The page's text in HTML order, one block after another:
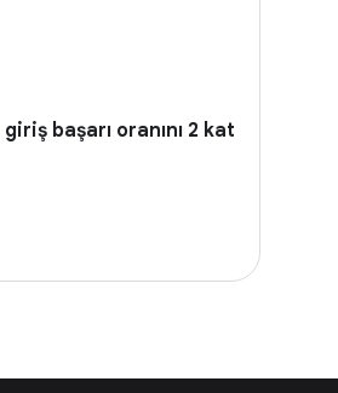
giriş başarı oranını 2 kat